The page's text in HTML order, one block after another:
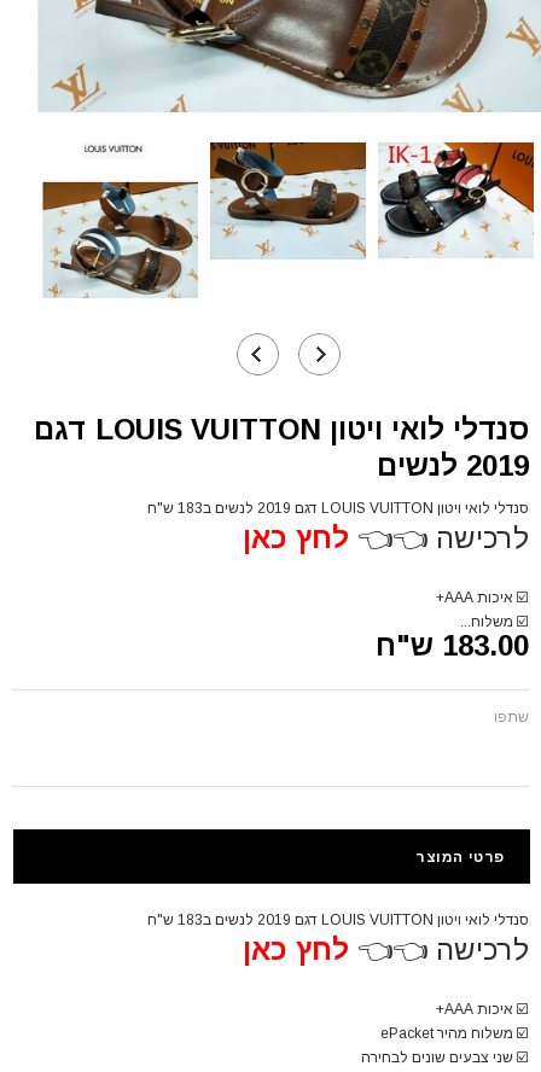
סנדלי לואי ויטון LOUIS VUITTON דגם
2019 לנשים
סנדלי לואי ויטון LOUIS VUITTON דגם 2019 לנשים ב183 ש"ח
לרכישה 👈👈 לחץ כאן
☑️ איכות AAA+
☑️ משלוח...
183.00 ש"ח
שתפו
פרטי המוצר
סנדלי לואי ויטון LOUIS VUITTON דגם 2019 לנשים ב183 ש"ח
לרכישה 👈👈 לחץ כאן
☑️ איכות AAA+
☑️ משלוח מהיר ePacket
☑️ שני צבעים שונים לבחירה